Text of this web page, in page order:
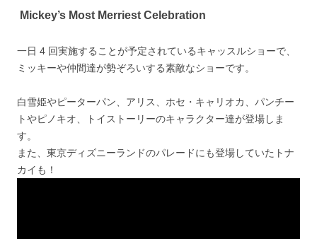
Mickey’s Most Merriest Celebration
一日 4 回実施することが予定されているキャッスルショーで、
ミッキーや仲間達が勢ぞろいする素敵なショーです。
白雪姫やピーターパン、アリス、ホセ・キャリオカ、パンチー
トやピノキオ、トイストーリーのキャラクター達が登場しま
す。
また、東京ディズニーランドのパレードにも登場していたトナ
カイも！